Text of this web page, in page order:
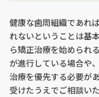
健康な歯周組織であれ
れないということは基
ら矯正治療を始められ
が進行している場合や
治療を優先する必要が
受けたうえでご相談い